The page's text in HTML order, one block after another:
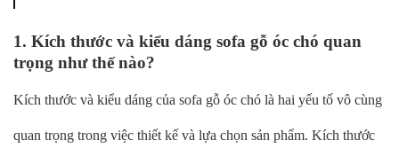
1. Kích thước và kiểu dáng sofa gỗ óc chó quan
trọng như thế nào?
Kích thước và kiểu dáng của sofa gỗ óc chó là hai yếu tố vô cùng
quan trọng trong việc thiết kế và lựa chọn sản phẩm. Kích thước